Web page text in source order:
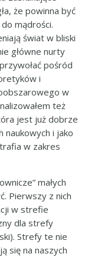
że powinna być
mądrości.
świat w bliski
główne nurty
pośród
i
w
też
jest już dobrze
naukowych i jako
w zakres
małych
Pierwszy z nich
w strefie
dla strefy
Strefy te nie
się na naszych